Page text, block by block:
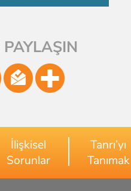
İlişkisel
Sorunlar
Tanrı’yı
Tanımak